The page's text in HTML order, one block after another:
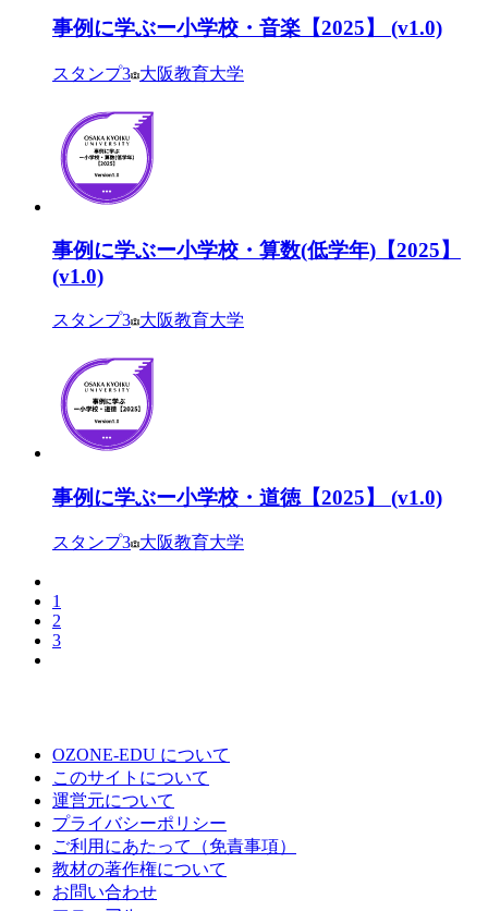
事例に学ぶー小学校・音楽【2025】 (v1.0)
スタンプ3 大阪教育大学
事例に学ぶー小学校・算数(低学年)【2025】
(v1.0)
スタンプ3 大阪教育大学
事例に学ぶー小学校・道徳【2025】 (v1.0)
スタンプ3 大阪教育大学
1
2
3
OZONE-EDU について
このサイトについて
運営元について
プライバシーポリシー
ご利用にあたって（免責事項）
教材の著作権について
お問い合わせ